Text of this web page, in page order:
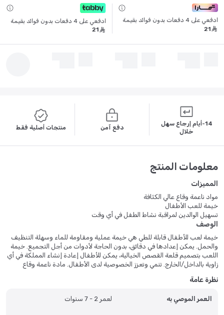
ادفعي على 4 دفعات بدون فوائد بقيمة
ê
21
ادفعي على 4 دفعات بدون فوائد بقيمة
ê
21
14-أيام إرجاع سهل
خلال
دفع آمن منتجات أصلية فقط
معلومات المنتج
المميزات
مواد ناعمة وقاع عالي الكثافة
خيمة للعب الأطفال
تسهيل الوالدين لمراقبة نشاط الطفل في أي وقت
الوصف
خيمة لعب للأطفال قابلة للطي هي خيمة عملية ومقاومة للماء وسهلة التنظيف
والحمل. يمكن إعدادها في دقائق، بدون الحاجة لأدوات من أجل التجميع. خيمة
اللعب بتصميم قلعة القصص الخيالية، يمكن للأطفال إعادة إنشاء المملكة في أي
زاوية بالداخل/الخارج. تنمي وتعزز الخصوصية لدى الأطفال. مادة ناعمة وقاع
نظرة عامة
العمر الموصي به لعمر 2 - 7 سنوات